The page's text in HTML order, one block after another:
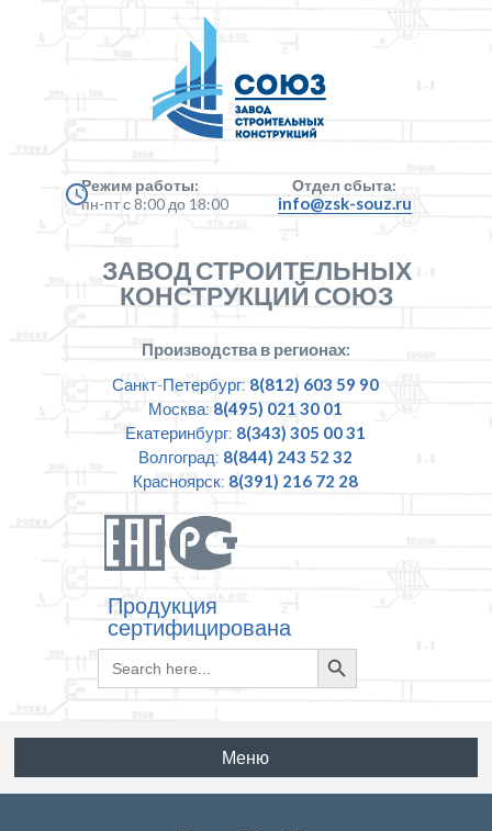
Режим работы:
пн-пт с 8:00 до 18:00
Отдел сбыта:
info@zsk-souz.ru
ЗАВОД СТРОИТЕЛЬНЫХ
КОНСТРУКЦИЙ СОЮЗ
Производства в регионах:
Санкт-Петербург: 8(812) 603 59 90
Москва: 8(495) 021 30 01
Екатеринбург: 8(343) 305 00 31
Волгоград: 8(844) 243 52 32
Красноярск: 8(391) 216 72 28
Продукция
сертифицирована
Search
for:
Search
Button
Меню